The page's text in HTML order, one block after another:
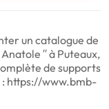
un catalogue de
′′ à Puteaux,
de supports
: https://www.bmb-